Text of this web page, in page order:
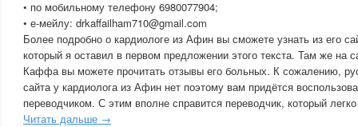
• по мобильному телефону 6980077904;
• е-мейлу: drkaffailham710@gmail.com
Более подробно о кардиологе из Афин вы сможете узнать из его
который я оставил в первом предложении этого текста. Там же на
Каффа вы можете прочитать отзывы его больных. К сожалению,
сайта у кардиолога из Афин нет поэтому вам придётся
переводчиком. С этим вполне справится переводчик, который
Читать дальше →